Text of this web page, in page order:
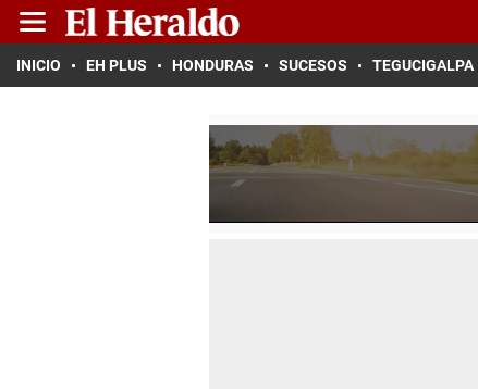
INICIO EH PLUS HONDURAS SUCESOS TEGUCIGALPA